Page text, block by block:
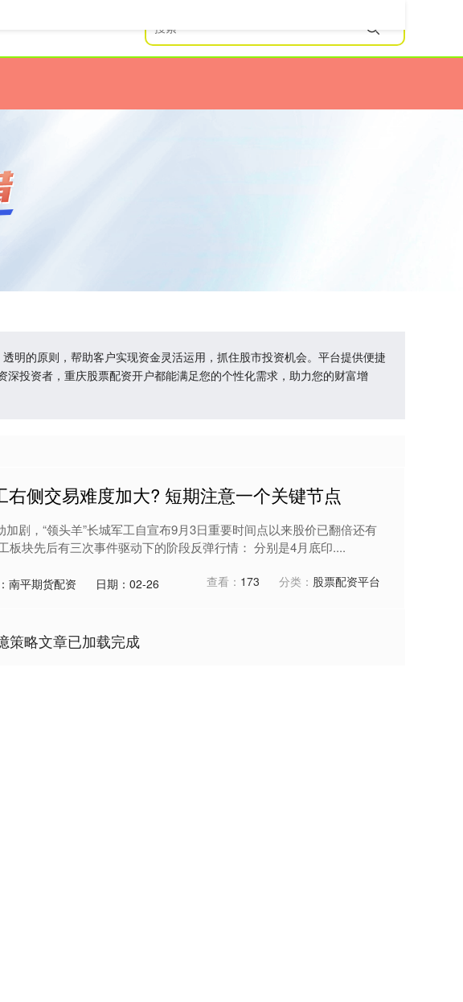
明的原则，帮助客户实现资金灵活运用，抓住股市投资机会。平台提供便捷
投资者，重庆股票配资开户都能满足您的个性化需求，助力您的财富增
右侧交易难度加大? 短期注意一个关键节点
剧，“领头羊”长城军工自宣布9月3日重要时间点以来股价已翻倍还有
板块先后有三次事件驱动下的阶段反弹行情： 分别是4月底印....
南平期货配资 日期：02-26 查看： 173 分类： 股票配资平台
策略文章已加载完成